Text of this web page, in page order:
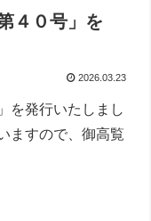
４０号」を
2026.03.23
を発行いたしまし
ますので、御高覧